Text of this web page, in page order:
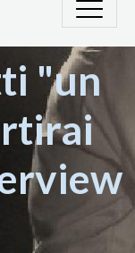
"un